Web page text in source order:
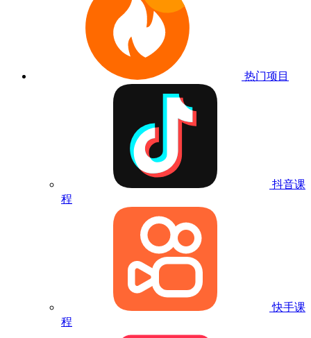
热门项目
抖音课
程
快手课
程